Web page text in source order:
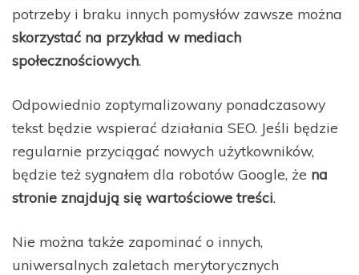
potrzeby i braku innych pomysłów zawsze można
skorzystać na przykład w mediach
społecznościowych.
Odpowiednio zoptymalizowany ponadczasowy
tekst będzie wspierać działania SEO. Jeśli będzie
regularnie przyciągać nowych użytkowników,
będzie też sygnałem dla robotów Google, że na
stronie znajdują się wartościowe treści.
Nie można także zapominać o innych,
uniwersalnych zaletach merytorycznych